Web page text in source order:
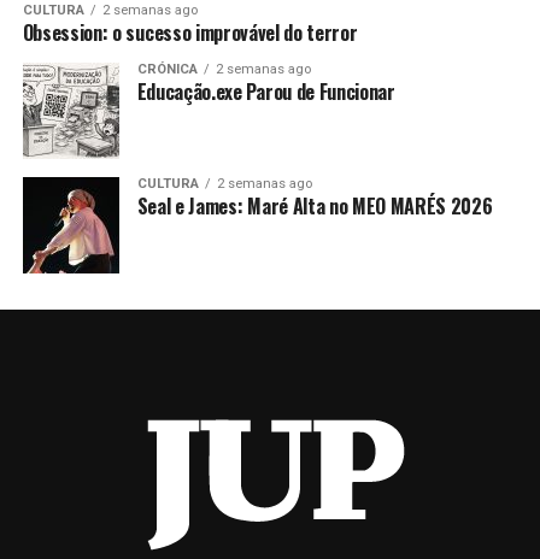
CULTURA 2 semanas ago
Obsession: o sucesso improvável do terror
CRÓNICA 2 semanas ago
Educação.exe Parou de Funcionar
CULTURA 2 semanas ago
Seal e James: Maré Alta no MEO MARÉS 2026